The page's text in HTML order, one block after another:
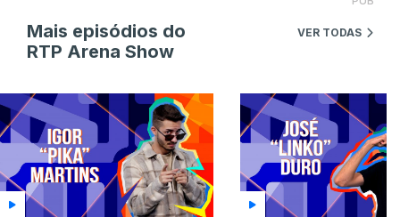
Mais episódios do
RTP Arena Show
VER TODAS